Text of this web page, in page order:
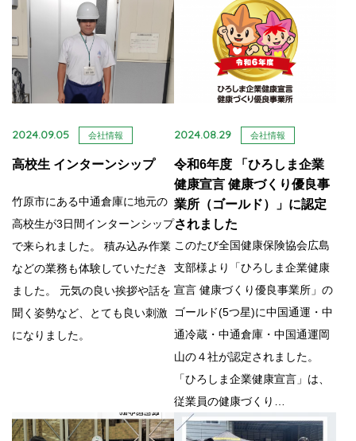
2024.09.05 会社情報
高校生 インターンシップ
竹原市にある中通倉庫に地元の
高校生が3日間インターンシップ
で来られました。 積み込み作業
などの業務も体験していただき
ました。 元気の良い挨拶や話を
聞く姿勢など、とても良い刺激
になりました。
2024.08.29 会社情報
令和6年度 「ひろしま企業
健康宣言 健康づくり優良事
業所（ゴールド）」に認定
されました
このたび全国健康保険協会広島
支部様より「ひろしま企業健康
宣言 健康づくり優良事業所」の
ゴールド(5つ星)に中国通運・中
通冷蔵・中通倉庫・中国通運岡
山の４社が認定されました。
「ひろしま企業健康宣言」は、
従業員の健康づくり…